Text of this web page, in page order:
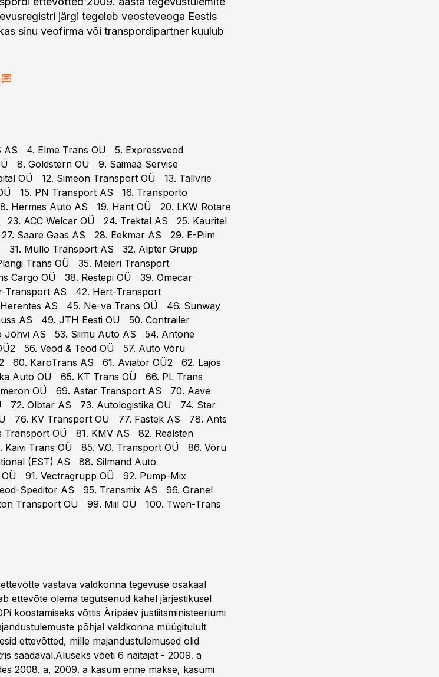
järgi tegeleb veosteveoga Eestis
sinu veofirma või transpordipartner kuulub
4. Elme Trans OÜ 5. Expressveod
8. Goldstern OÜ 9. Saimaa Servise
OÜ 12. Simeon Transport OÜ 13. Tallvrie
15. PN Transport AS 16. Transporto
Hermes Auto AS 19. Hant OÜ 20. LKW Rotare
ACC Welcar OÜ 24. Trektal AS 25. Kauritel
Saare Gaas AS 28. Eekmar AS 29. E-Piim
Mullo Transport AS 32. Alpter Grupp
Trans OÜ 35. Meieri Transport
Cargo OÜ 38. Restepi OÜ 39. Omecar
Transport AS 42. Hert-Transport
AS 45. Ne-va Trans OÜ 46. Sunway
AS 49. JTH Eesti OÜ 50. Contrailer
AS 53. Siimu Auto AS 54. Antone
56. Veod & Teod OÜ 57. Auto Võru
60. KaroTrans AS 61. Aviator OÜ2 62. Lajos
Auto OÜ 65. KT Trans OÜ 66. PL Trans
OÜ 69. Astar Transport AS 70. Aave
72. Olbtar AS 73. Autologistika OÜ 74. Star
76. KV Transport OÜ 77. Fastek AS 78. Ants
OÜ 81. KMV AS 82. Realsten
Trans OÜ 85. V.O. Transport OÜ 86. Võru
(EST) AS 88. Silmand Auto
91. Vectragrupp OÜ 92. Pump-Mix
Speditor AS 95. Transmix AS 96. Granel
Transport OÜ 99. Miil OÜ 100. Twen-Trans
vastava valdkonna tegevuse osakaal
ettevõte olema tegutsenud kahel järjestikusel
koostamiseks võttis Äripäev justiitsministeeriumi
põhjal valdkonna müügitulult
ettevõtted, mille majandustulemused olid
saadaval.Aluseks võeti 6 näitajat - 2009. a
2008. a, 2009. a kasum enne makse, kasumi